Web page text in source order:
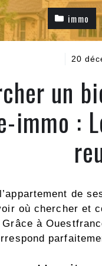
immo
20
un
immo :
de
où chercher et
à